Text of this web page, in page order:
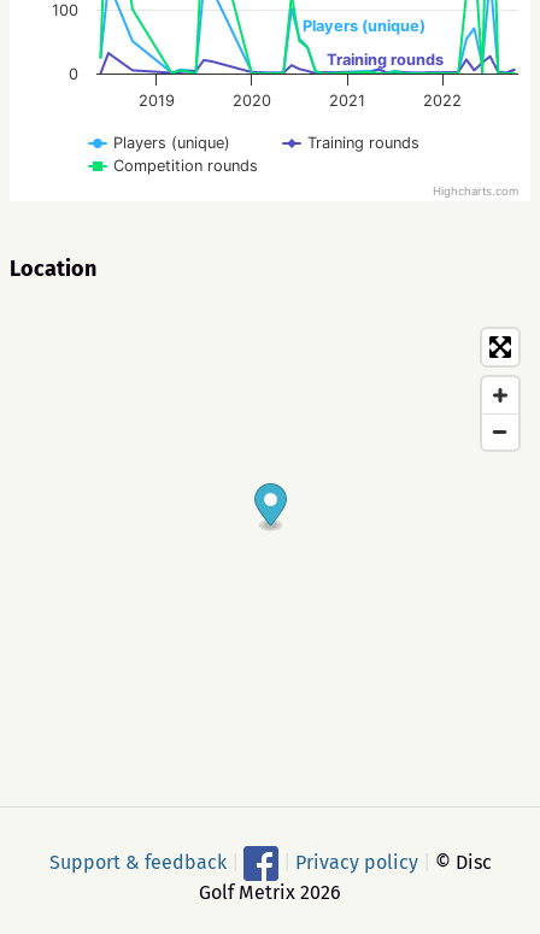
Players (unique)
Training rounds
Players (unique)
Training rounds
Competition rounds
2019 2020 2021 2022
0
100
Highcharts.com
Location
Support & feedback Privacy policy
© Disc
Golf Metrix 2026